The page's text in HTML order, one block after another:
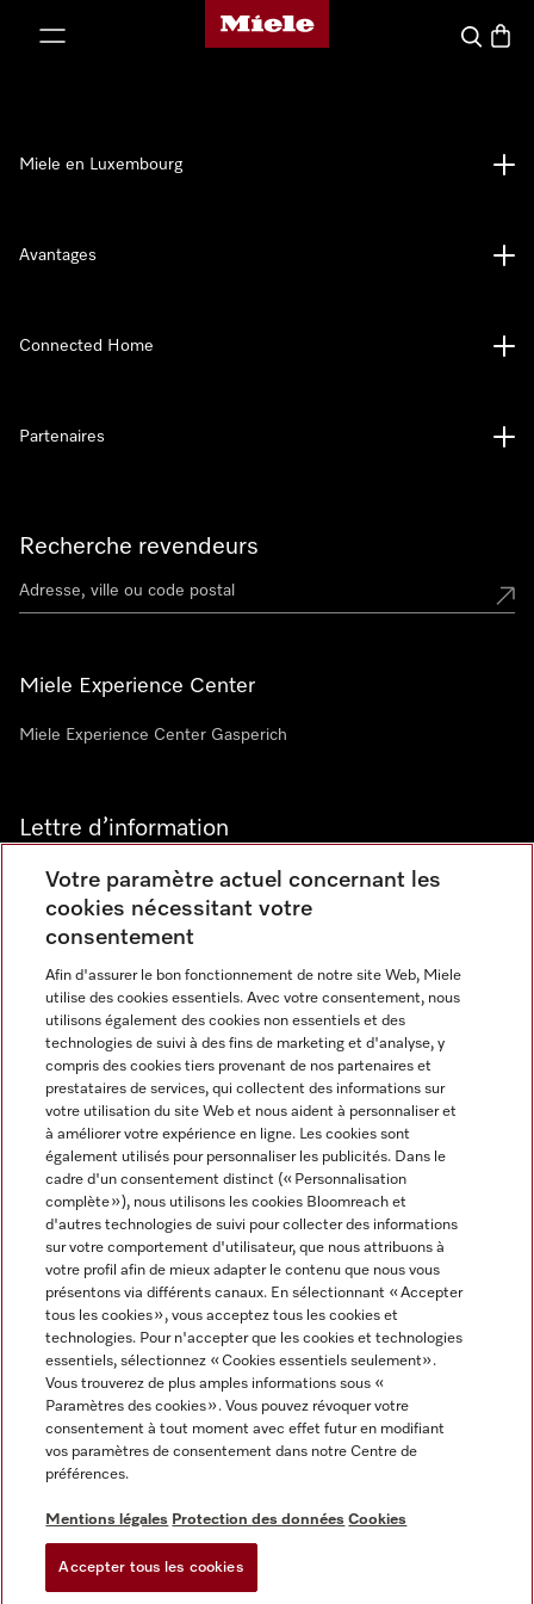
Page d'accueil de Miele
Panier
Recherche revendeurs
Miele Experience Center
Miele Experience Center Gasperich
Lettre d’information
Langue
FRANCAIS
Miele en Luxembourg
Avantages
Connected Home
Partenaires
Informations légales
CGV
Conditions d’utilisation
Déclaration d'accessibilité
Digital Services Act
Miele sur Instagram
Miele sur Youtube
Votre paramètre actuel concernant les
cookies nécessitant votre
consentement
Afin d'assurer le bon fonctionnement de notre site Web, Miele
utilise des cookies essentiels. Avec votre consentement, nous
utilisons également des cookies non essentiels et des
technologies de suivi à des fins de marketing et d'analyse, y
compris des cookies tiers provenant de nos partenaires et
prestataires de services, qui collectent des informations sur
votre utilisation du site Web et nous aident à personnaliser et
à améliorer votre expérience en ligne. Les cookies sont
également utilisés pour personnaliser les publicités. Dans le
cadre d'un consentement distinct (« Personnalisation
complète »), nous utilisons les cookies Bloomreach et
d'autres technologies de suivi pour collecter des informations
sur votre comportement d'utilisateur, que nous attribuons à
votre profil afin de mieux adapter le contenu que nous vous
présentons via différents canaux. En sélectionnant « Accepter
tous les cookies », vous acceptez tous les cookies et
technologies. Pour n'accepter que les cookies et technologies
essentiels, sélectionnez « Cookies essentiels seulement».
Vous trouverez de plus amples informations sous «
Paramètres des cookies ». Vous pouvez révoquer votre
consentement à tout moment avec effet futur en modifiant
vos paramètres de consentement dans notre Centre de
préférences.
Mentions légales Protection des données Cookies
Accepter tous les cookies